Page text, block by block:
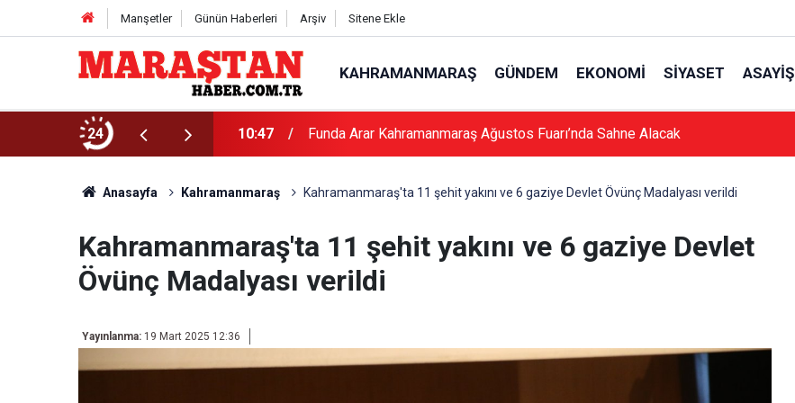
Manşetler Günün Haberleri Arşiv Sitene Ekle
KAHRAMANMARAŞ GÜNDEM EKONOMI SIYASET ASAYIŞ
24 10:47 Funda Arar Kahramanmaraş Ağustos Fuarı’nda Sahne Alacak
Anasayfa Kahramanmaraş Kahramanmaraş'ta 11 şehit yakını ve 6 gaziye Devlet Övünç Madalyası verildi
Kahramanmaraş'ta 11 şehit yakını ve 6 gaziye Devlet
Övünç Madalyası verildi
Yayınlanma: 19 Mart 2025 12:36